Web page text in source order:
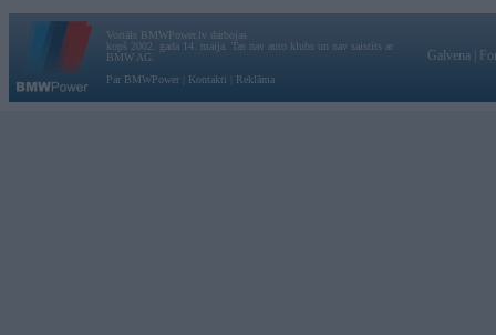
Vortāls BMWPower.lv darbojas
kopš 2002. gada 14. maija. Tas nav auto klubs un nav saistīts ar
BMW AG.
Par BMWPower
Kontakti Reklāma
Galvena